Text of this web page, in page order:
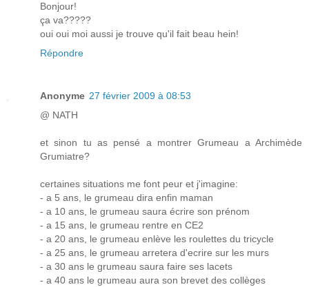
Bonjour!
ça va?????
oui oui moi aussi je trouve qu'il fait beau hein!
Répondre
Anonyme 27 février 2009 à 08:53
@ NATH
et sinon tu as pensé a montrer Grumeau a Archimède
Grumiatre?
certaines situations me font peur et j'imagine:
- a 5 ans, le grumeau dira enfin maman
- a 10 ans, le grumeau saura écrire son prénom
- a 15 ans, le grumeau rentre en CE2
- a 20 ans, le grumeau enlève les roulettes du tricycle
- a 25 ans, le grumeau arretera d'ecrire sur les murs
- a 30 ans le grumeau saura faire ses lacets
- a 40 ans le grumeau aura son brevet des collèges